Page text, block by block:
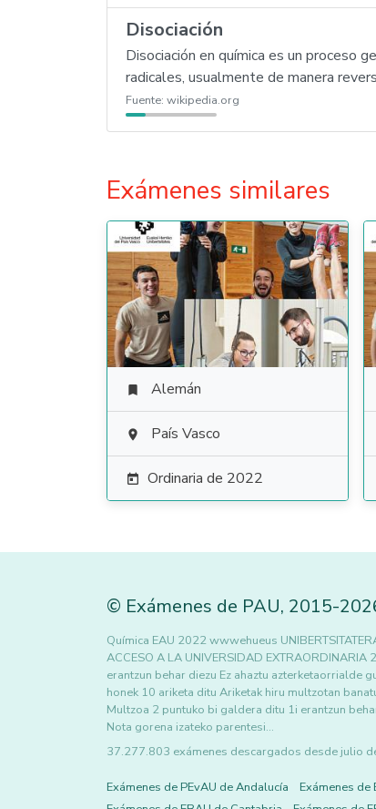
Disociación
Disociación en química es un proceso
radicales, usualmente de manera
Fuente: wikipedia.org
Exámenes similares
 Alemán
 País Vasco
 Ordinaria de 2022
© Exámenes de PAU, 2015-
Química EAU 2022 wwwehueus
ACCESO A LA UNIVERSIDAD
erantzun behar diezu Ez ahaztu azterketaorrialde
honek 10 ariketa ditu Ariketak hiru multzotan
Multzoa 2 puntuko bi galdera ditu 1i erantzun
Nota gorena izateko parentesi…
37.277.803 exámenes descargados desde julio
Exámenes de PEvAU de Andalucía Exámenes de